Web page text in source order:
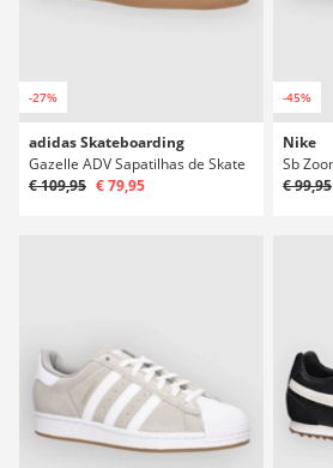
-27%
adidas Skateboarding
Gazelle ADV Sapatilhas de Skate
€ 109,95 € 79,95
-45%
Nike
€ 99,95